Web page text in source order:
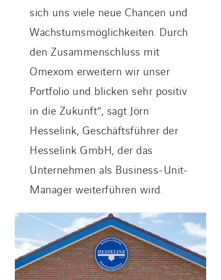
sich uns viele neue Chancen und
Wachstumsmöglichkeiten. Durch
den Zusammenschluss mit
Omexom erweitern wir unser
Portfolio und blicken sehr positiv
in die Zukunft“, sagt Jörn
Hesselink, Geschäftsführer der
Hesselink GmbH, der das
Unternehmen als Business-Unit-
Manager weiterführen wird.